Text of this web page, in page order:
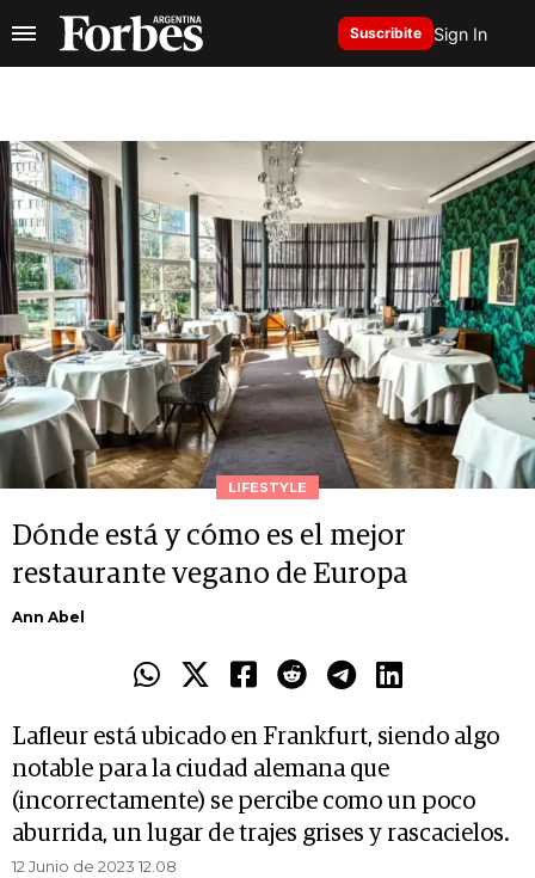
Suscribite Sign In
LIFESTYLE
Dónde está y cómo es el mejor
restaurante vegano de Europa
Ann Abel
Lafleur está ubicado en Frankfurt, siendo algo
notable para la ciudad alemana que
(incorrectamente) se percibe como un poco
aburrida, un lugar de trajes grises y rascacielos.
12 Junio de 2023 12.08